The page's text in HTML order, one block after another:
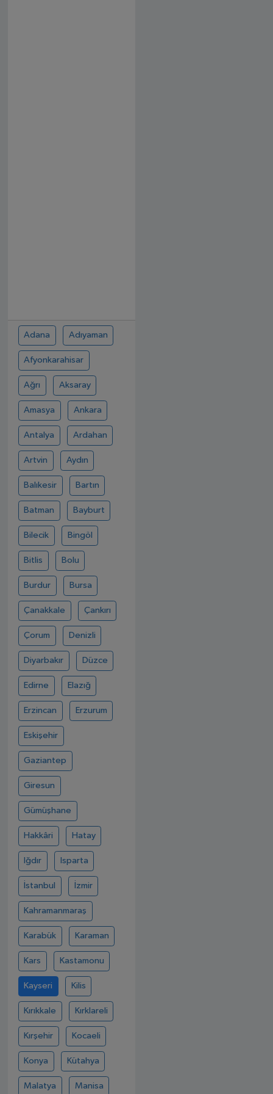
Adana Adıyaman
Afyonkarahisar
Ağrı Aksaray
Amasya Ankara
Antalya Ardahan
Artvin Aydın
Balıkesir Bartın
Batman Bayburt
Bilecik Bingöl
Bitlis Bolu
Burdur Bursa
Çanakkale Çankırı
Çorum Denizli
Diyarbakır Düzce
Edirne Elazığ
Erzincan Erzurum
Eskişehir
Gaziantep
Giresun
Gümüşhane
Hakkâri Hatay
Iğdır Isparta
İstanbul İzmir
Kahramanmaraş
Karabük Karaman
Kars Kastamonu
Kayseri Kilis
Kırıkkale Kırklareli
Kırşehir Kocaeli
Konya Kütahya
Malatya Manisa